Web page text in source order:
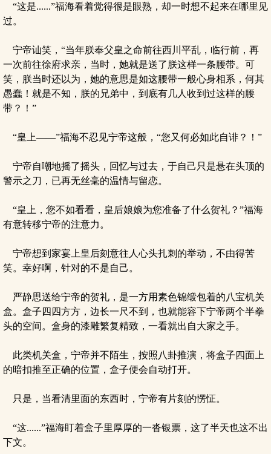
“这是......”福海看着觉得很是眼熟，却一时想不起来在哪里见
过。
宁帝讪笑，“当年朕奉父皇之命前往西川平乱，临行前，再
一次前往徐府求亲，当时，她就是送了朕这样一条腰带。可
笑，朕当时还以为，她的意思是如这腰带一般心身相系，何其
愚蠢！就是不知，朕的兄弟中，到底有几人收到过这样的腰
带？！”
“皇上——”福海不忍见宁帝这般，“您又何必如此自诽？！”
宁帝自嘲地摇了摇头，回忆与过去，于自己只是悬在头顶的
警示之刀，已再无丝毫的温情与留恋。
“皇上，您不如看看，皇后娘娘为您准备了什么贺礼？”福海
有意转移宁帝的注意力。
宁帝想到家宴上皇后刻意往人心头扎刺的举动，不由得苦
笑。幸好啊，针对的不是自己。
严静思送给宁帝的贺礼，是一方用素色锦缎包着的八宝机关
盒。盒子四四方方，边长一尺不到，也就能容下宁帝两个半拳
头的空间。盒身的漆雕繁复精致，一看就出自大家之手。
此类机关盒，宁帝并不陌生，按照八卦推演，将盒子四面上
的暗扣推至正确的位置，盒子便会自动打开。
只是，当看清里面的东西时，宁帝有片刻的愣怔。
“这......”福海盯着盒子里厚厚的一沓银票，这了半天也这不出
下文。